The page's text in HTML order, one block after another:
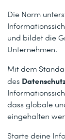
Die Norm
und bildet die
Unternehmen.
Mit dem
des
dass globale
eingehalten
Starte deine